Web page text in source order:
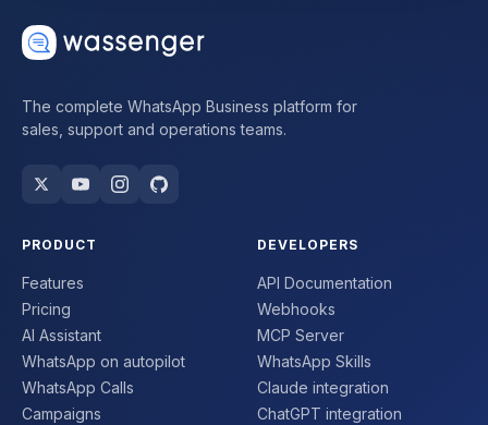
The complete WhatsApp Business platform for
sales, support and operations teams.
PRODUCT
Features
Pricing
AI Assistant
WhatsApp on autopilot
WhatsApp Calls
Campaigns
DEVELOPERS
API Documentation
Webhooks
MCP Server
WhatsApp Skills
Claude integration
ChatGPT integration